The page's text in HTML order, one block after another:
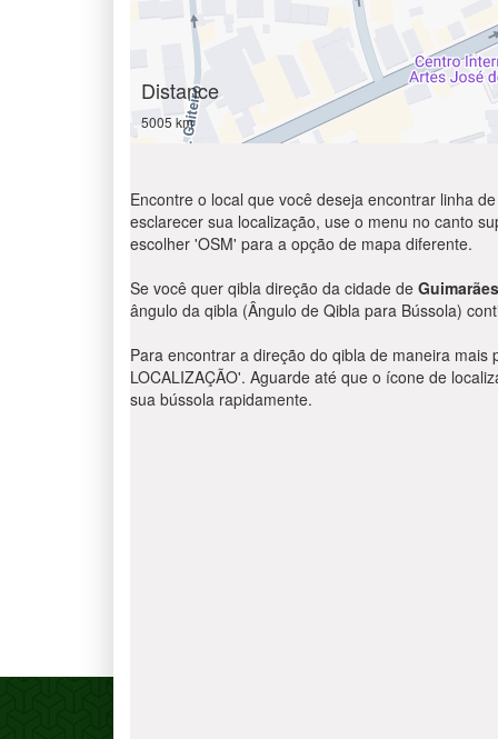
Distance
5005 km
Encontre o local que você deseja encontrar linha
esclarecer sua localização, use o menu no canto
escolher 'OSM' para a opção de mapa diferente.
Se você quer qibla direção da cidade de Guimarães
ângulo da qibla (Ângulo de Qibla para Bússola)
Para encontrar a direção do qibla de maneira
LOCALIZAÇÃO'. Aguarde até que o ícone de
sua bússola rapidamente.